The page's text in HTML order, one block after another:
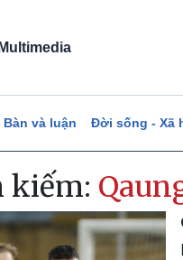
Multimedia
Bàn và luận Đời sống - Xã
kiếm: